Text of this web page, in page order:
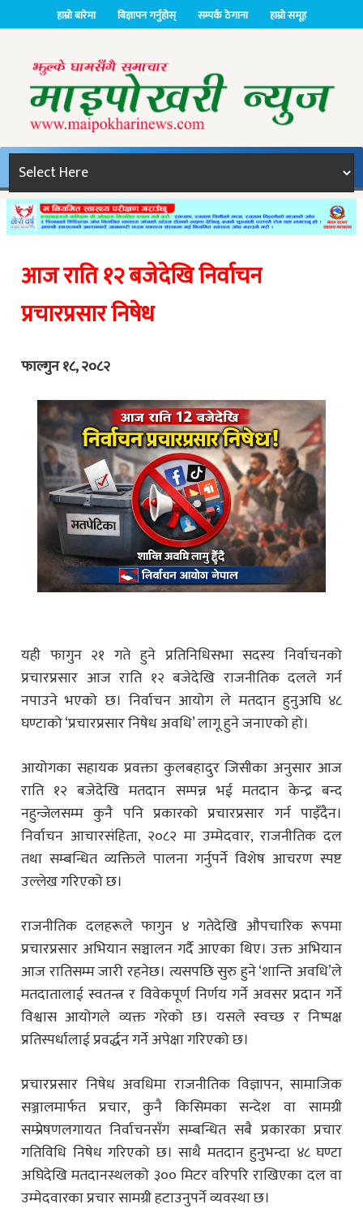
हाम्रो बारेमा बिज्ञापन गर्नुहोस् सम्पर्क ठेगाना हाम्रो समूह
आज राति १२ बजेदेखि निर्वाचन
प्रचारप्रसार निषेध
फाल्गुन १८, २०८२
यही फागुन २१ गते हुने प्रतिनिधिसभा सदस्य निर्वाचनको
प्रचारप्रसार आज राति १२ बजेदेखि राजनीतिक दलले गर्न
नपाउने भएको छ। निर्वाचन आयोग ले मतदान हुनुअघि ४८
घण्टाको ‘प्रचारप्रसार निषेध अवधि’ लागू हुने जनाएको हो।
आयोगका सहायक प्रवक्ता कुलबहादुर जिसीका अनुसार आज
राति १२ बजेदेखि मतदान सम्पन्न भई मतदान केन्द्र बन्द
नहुन्जेलसम्म कुनै पनि प्रकारको प्रचारप्रसार गर्न पाइँदैन।
निर्वाचन आचारसंहिता, २०८२ मा उम्मेदवार, राजनीतिक दल
तथा सम्बन्धित व्यक्तिले पालना गर्नुपर्ने विशेष आचरण स्पष्ट
उल्लेख गरिएको छ।
राजनीतिक दलहरूले फागुन ४ गतेदेखि औपचारिक रूपमा
प्रचारप्रसार अभियान सञ्चालन गर्दै आएका थिए। उक्त अभियान
आज रातिसम्म जारी रहनेछ। त्यसपछि सुरु हुने ‘शान्ति अवधि’ले
मतदातालाई स्वतन्त्र र विवेकपूर्ण निर्णय गर्ने अवसर प्रदान गर्ने
विश्वास आयोगले व्यक्त गरेको छ। यसले स्वच्छ र निष्पक्ष
प्रतिस्पर्धालाई प्रवर्द्धन गर्ने अपेक्षा गरिएको छ।
प्रचारप्रसार निषेध अवधिमा राजनीतिक विज्ञापन, सामाजिक
सञ्जालमार्फत प्रचार, कुनै किसिमका सन्देश वा सामग्री
सम्प्रेषणलगायत निर्वाचनसँग सम्बन्धित सबै प्रकारका प्रचार
गतिविधि निषेध गरिएको छ। साथै मतदान हुनुभन्दा ४८ घण्टा
अघिदेखि मतदानस्थलको ३०० मिटर वरिपरि राखिएका दल वा
उम्मेदवारका प्रचार सामग्री हटाउनुपर्ने व्यवस्था छ।